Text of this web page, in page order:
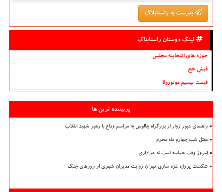
بفرست به راستابلاگ
لینک دوستان راستابلاگ
حوزه های انتخابیه مجلس
فیش حج
قیمت بیسیم موتورولا
پربیننده ترین ها
راهنمای عبور زوار از بزرگراه چالوس به مراسم وداع با رهبر شهید انقلاب
مقتل شب چهارم ماه محرم
امروز وقت حماسه است نه عزاداری
شکست پروژه غزه سازی تهران روایت مدیران شهری از روزهای جنگ